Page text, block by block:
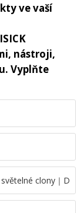
ve vaší
nástroji,
Vyplňte